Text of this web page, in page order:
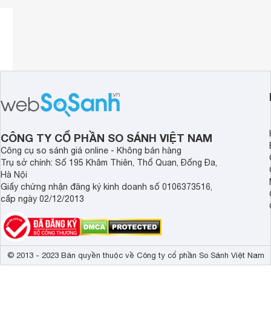
CÔNG TY CỔ PHẦN SO SÁNH VIỆT NAM
Công cụ so sánh giá online - Không bán hàng
Trụ sở chính: Số 195 Khâm Thiên, Thổ Quan, Đống Đa,
Hà Nội
Giấy chứng nhận đăng ký kinh doanh số 0106373516,
cấp ngày 02/12/2013
© 2013 - 2023 Bản quyền thuộc về Công ty cổ phần So Sánh Việt Nam